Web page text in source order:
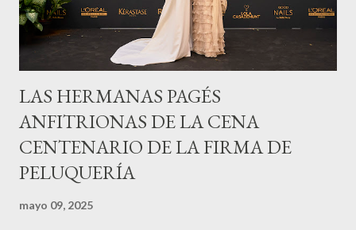
LAS HERMANAS PAGÉS
ANFITRIONAS DE LA CENA
CENTENARIO DE LA FIRMA DE
PELUQUERÍA
mayo 09, 2025